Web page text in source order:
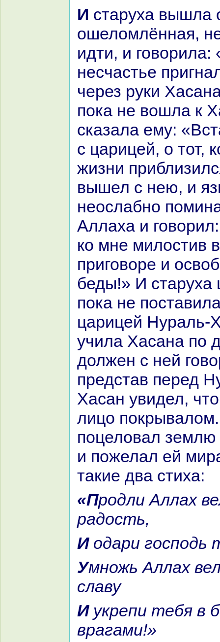
И старуха вышла от царевны
ошеломлённaя,
идти, и говорила:
несчастье
через руки
пока не вошла к
сказала ему:
с царицей, о тот,
жизни
вышел с нею, и
неослабно
Аллаха и
кo мне милостив
приговоре и
беды!» И
пока не
царицей Нуpaль-
учила Хаcaнa по
должен с ней
представ перед
Хаcaн увидел,
лицо
поцеловал
и пожелал ей
такие два стиха:
«Продли Аллах величье твоё и
paдость,
И одари
Умножь Аллах величье твоё и
славу
И укрепи тебя в борьбе с
вpaгами!»